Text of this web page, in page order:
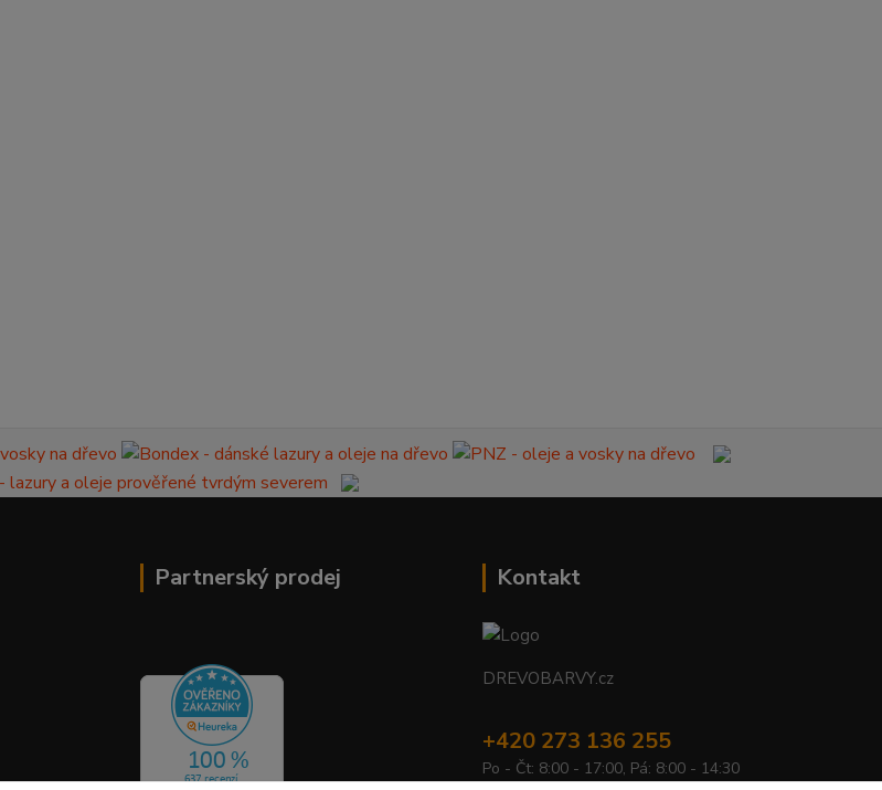
Partnerský prodej Kontakt
DREVOBARVY.cz
+420 273 136 255
Po - Čt: 8:00 - 17:00, Pá: 8:00 - 14:30